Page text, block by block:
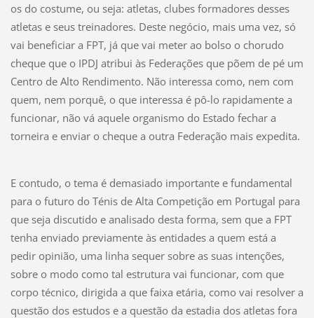
os do costume, ou seja: atletas, clubes formadores desses
atletas e seus treinadores. Deste negócio, mais uma vez, só
vai beneficiar a FPT, já que vai meter ao bolso o chorudo
cheque que o IPDJ atribui às Federações que põem de pé um
Centro de Alto Rendimento. Não interessa como, nem com
quem, nem porquê, o que interessa é pô-lo rapidamente a
funcionar, não vá aquele organismo do Estado fechar a
torneira e enviar o cheque a outra Federação mais expedita.
E contudo, o tema é demasiado importante e fundamental
para o futuro do Ténis de Alta Competição em Portugal para
que seja discutido e analisado desta forma, sem que a FPT
tenha enviado previamente às entidades a quem está a
pedir opinião, uma linha sequer sobre as suas intenções,
sobre o modo como tal estrutura vai funcionar, com que
corpo técnico, dirigida a que faixa etária, como vai resolver a
questão dos estudos e a questão da estadia dos atletas fora